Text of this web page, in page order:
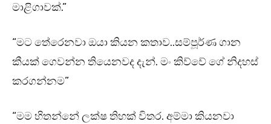
මාළිගාවක්.”
“මට තේරෙනවා ඔයා කියන කතාව..සම්පූර්ණ ගාන
කීයක් ගෙවන්න තියෙනවද දැන්. මං කිව්වේ ගේ නිදහස්
කරගන්නම”
“මම හිතන්නේ ලක්ෂ තිහක් විතර. අම්මා කියනවා